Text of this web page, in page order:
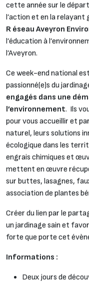
cette année sur le
l’action et en la relayant
R éseau Aveyron
l’éducation à
l’Aveyron.
Ce week-end national
passionné(e)s du
engagés dans une
l’environnement. Ils
pour vous accueillir et
naturel, leurs solutions
écologique dans les
engrais chimiques et
mettent en œuvre
sur buttes, lasagnes,
association de plantes
Créer du lien par le
un jardinage sain et
forte que porte cet
Informations :
Deux jours de